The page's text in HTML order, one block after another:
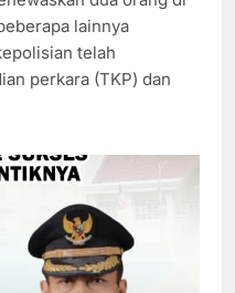
lainnya
telah
perkara (TKP) dan